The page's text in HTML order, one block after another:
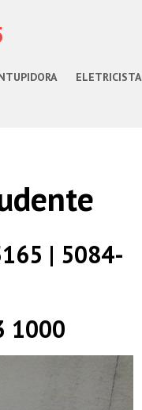
ELETRICISTA
| 5084-
1000